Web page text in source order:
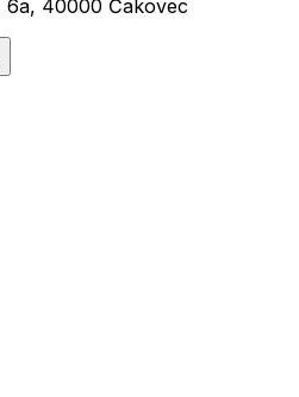
6a, 40000 Čakovec